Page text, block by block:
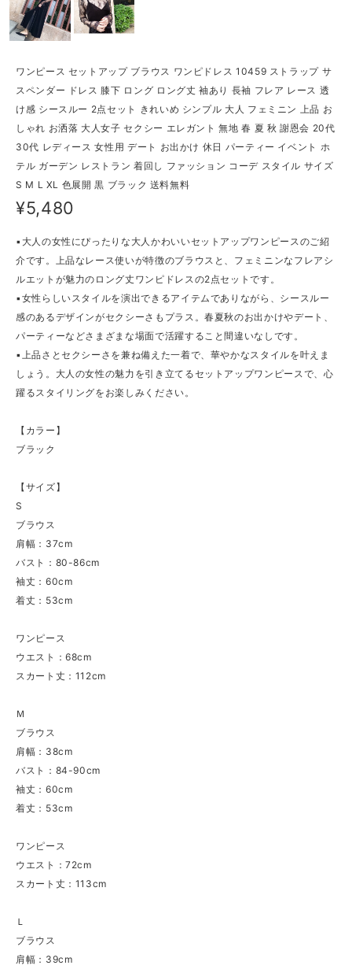
ワンピース セットアップ ブラウス ワンピドレス 10459 ストラップ サ
スペンダー ドレス 膝下 ロング ロング丈 袖あり 長袖 フレア レース 透
け感 シースルー 2点セット きれいめ シンプル 大人 フェミニン 上品 お
しゃれ お洒落 大人女子 セクシー エレガント 無地 春 夏 秋 謝恩会 20代
30代 レディース 女性用 デート お出かけ 休日 パーティー イベント ホ
テル ガーデン レストラン 着回し ファッション コーデ スタイル サイズ
S M L XL 色展開 黒 ブラック 送料無料
¥5,480
▪大人の女性にぴったりな大人かわいいセットアップワンピースのご紹
介です。上品なレース使いが特徴のブラウスと、フェミニンなフレアシ
ルエットが魅力のロング丈ワンピドレスの2点セットです。
▪女性らしいスタイルを演出できるアイテムでありながら、シースルー
感のあるデザインがセクシーさもプラス。春夏秋のお出かけやデート、
パーティーなどさまざまな場面で活躍すること間違いなしです。
▪上品さとセクシーさを兼ね備えた一着で、華やかなスタイルを叶えま
しょう。大人の女性の魅力を引き立てるセットアップワンピースで、心
躍るスタイリングをお楽しみください。
【カラー】
ブラック
【サイズ】
S
ブラウス
肩幅：37cm
バスト：80-86cm
袖丈：60cm
着丈：53cm
ワンピース
ウエスト：68cm
スカート丈：112cm
Ｍ
ブラウス
肩幅：38cm
バスト：84-90cm
袖丈：60cm
着丈：53cm
ワンピース
ウエスト：72cm
スカート丈：113cm
Ｌ
ブラウス
肩幅：39cm